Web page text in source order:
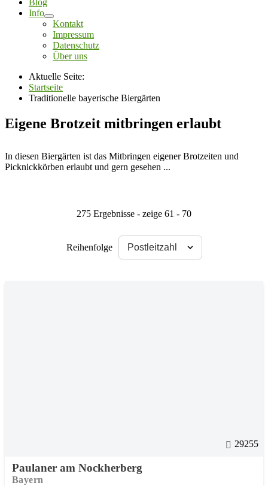
Blog
Info
Kontakt
Impressum
Datenschutz
Über uns
Aktuelle Seite:
Startseite
Traditionelle bayerische Biergärten
Eigene Brotzeit mitbringen erlaubt
In diesen Biergärten ist das Mitbringen eigener Brotzeiten und
Picknickkörben erlaubt und gern gesehen ...
275 Ergebnisse - zeige 61 - 70
Reihenfolge
29255
Paulaner am Nockherberg
Bayern